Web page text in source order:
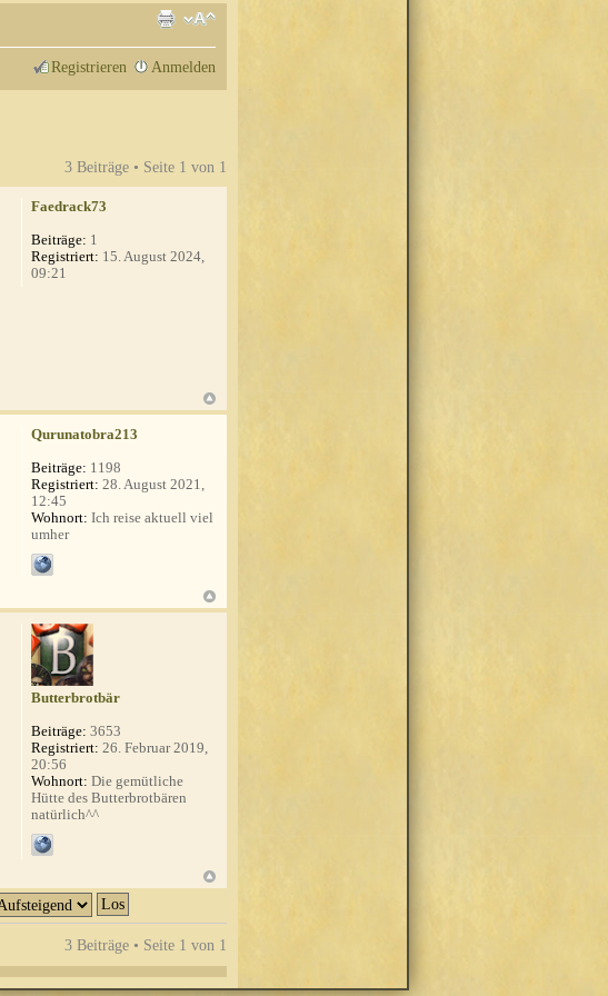
Registrieren Anmelden
3 Beiträge • Seite 1 von 1
Faedrack73
Beiträge: 1
Registriert: 15. August 2024,
09:21
Qurunatobra213
Beiträge: 1198
Registriert: 28. August 2021,
12:45
Wohnort: Ich reise aktuell viel
umher
Butterbrotbär
Beiträge: 3653
Registriert: 26. Februar 2019,
20:56
Wohnort: Die gemütliche
Hütte des Butterbrotbären
natürlich^^
3 Beiträge • Seite 1 von 1